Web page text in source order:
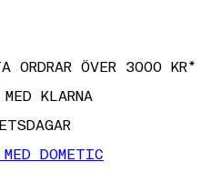
KLARNA
DOMETIC
ORDRAR ÖVER 3000 KR*